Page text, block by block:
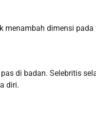
menambah dimensi
di badan. Selebritis
diri.